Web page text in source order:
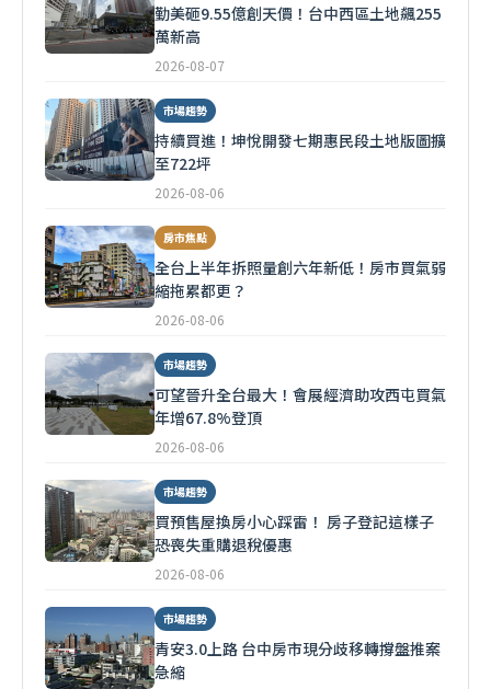
勤美砸9.55億創天價！台中西區土地飆255
萬新高
2026-08-07
市場趨勢
持續買進！坤悅開發七期惠民段土地版圖擴
至722坪
2026-08-06
房市焦點
全台上半年拆照量創六年新低！房市買氣弱
縮拖累都更？
2026-08-06
市場趨勢
可望晉升全台最大！會展經濟助攻西屯買氣
年增67.8%登頂
2026-08-06
市場趨勢
買預售屋換房小心踩雷！ 房子登記這樣子
恐喪失重購退稅優惠
2026-08-06
市場趨勢
青安3.0上路 台中房市現分歧移轉撐盤推案
急縮